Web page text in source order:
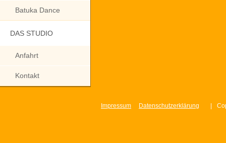
Batuka Dance
DAS STUDIO
Anfahrt
Kontakt
Impressum Datenschutzerklärung